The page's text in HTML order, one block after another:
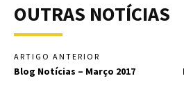
OUTRAS NOTÍCIAS
ARTIGO ANTERIOR
Blog Notícias – Março 2017